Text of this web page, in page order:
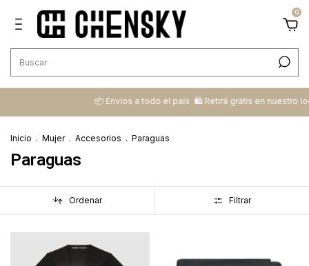
0
📦 ​Envíos a todo el país ​ 🛍️​ Retirá gratis en nuestro local
Inicio . Mujer . Accesorios . Paraguas
Paraguas
Ordenar Filtrar